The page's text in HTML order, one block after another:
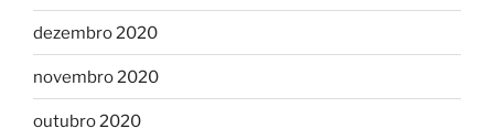
dezembro 2020
novembro 2020
outubro 2020